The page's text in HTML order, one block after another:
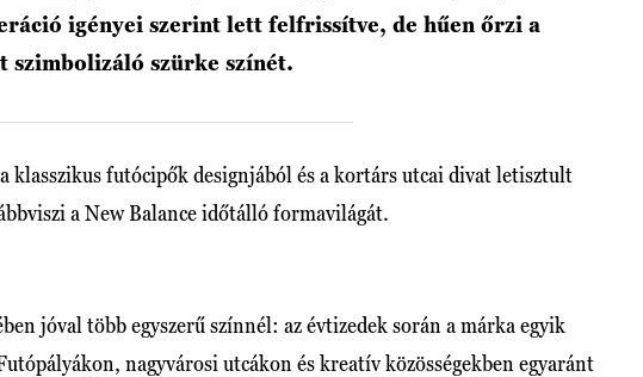
igényei szerint lett felfrissítve, de hűen őrzi a
szimbolizáló szürke színét.
klasszikus futócipők designjából és a kortárs utcai divat letisztult
a New Balance időtálló formavilágát.
jóval több egyszerű színnél: az évtizedek során a márka egyik
nagyvárosi utcákon és kreatív közösségekben egyaránt